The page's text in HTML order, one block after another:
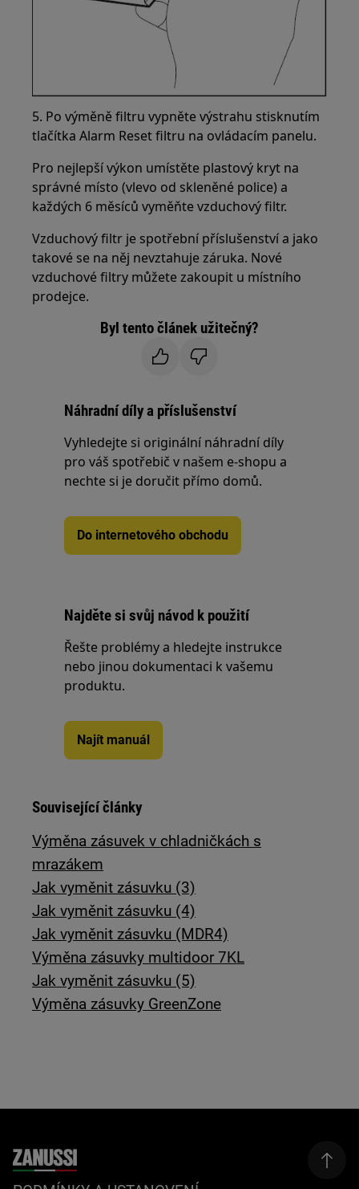
5. Po výměně filtru vypněte výstrahu stisknutím
tlačítka Alarm Reset filtru na ovládacím panelu.
Pro nejlepší výkon umístěte plastový kryt na
správné místo (vlevo od skleněné police) a
každých 6 měsíců vyměňte vzduchový filtr.
Vzduchový filtr je spotřební příslušenství a jako
takové se na něj nevztahuje záruka. Nové
vzduchové filtry můžete zakoupit u místního
prodejce.
Byl tento článek užitečný?
Náhradní díly a příslušenství
Vyhledejte si originální náhradní díly
pro váš spotřebič v našem e-shopu a
nechte si je doručit přímo domů.
Do internetového obchodu
Najděte si svůj návod k použití
Řešte problémy a hledejte instrukce
nebo jinou dokumentaci k vašemu
produktu.
Najít manuál
Související články
Výměna zásuvek v chladničkách s
mrazákem
Jak vyměnit zásuvku (3)
Jak vyměnit zásuvku (4)
Jak vyměnit zásuvku (MDR4)
Výměna zásuvky multidoor 7KL
Jak vyměnit zásuvku (5)
Výměna zásuvky GreenZone